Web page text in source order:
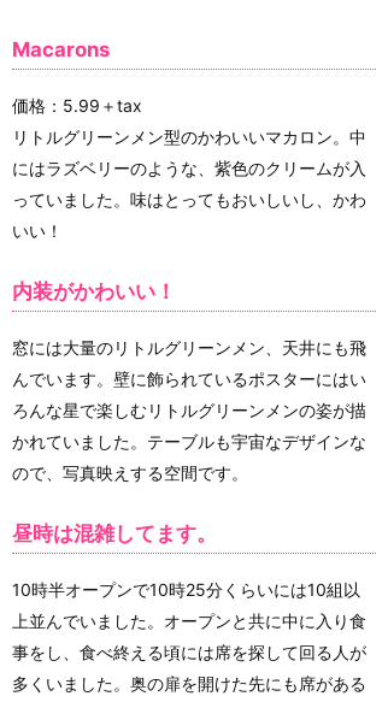
Macarons
価格：5.99＋tax
リトルグリーンメン型のかわいいマカロン。中
にはラズベリーのような、紫色のクリームが入
っていました。味はとってもおいしいし、かわ
いい！
内装がかわいい！
窓には大量のリトルグリーンメン、天井にも飛
んでいます。壁に飾られているポスターにはい
ろんな星で楽しむリトルグリーンメンの姿が描
かれていました。テーブルも宇宙なデザインな
ので、写真映えする空間です。
昼時は混雑してます。
10時半オープンで10時25分くらいには10組以
上並んでいました。オープンと共に中に入り食
事をし、食べ終える頃には席を探して回る人が
多くいました。奥の扉を開けた先にも席がある